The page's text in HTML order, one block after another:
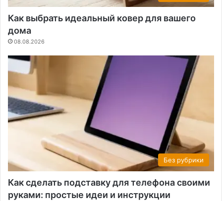
Как выбрать идеальный ковер для вашего
дома
08.08.2026
Без рубрики
Как сделать подставку для телефона своими
руками: простые идеи и инструкции